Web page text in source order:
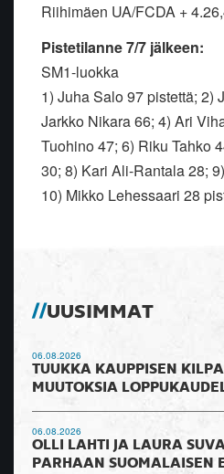
Riihimäen UA/FCDA +
Pistetilanne 7/7 jälkeen:
SM1-luokka
1) Juha Salo 97 pistettä; 2)
Jarkko Nikara 66; 4) Ari
Tuohino 47; 6) Riku Tahko
30; 8) Kari Ali-Rantala 28;
10) Mikko Lehessaari 28
UUSIMMAT
06.08.2026
TUUKKA KAUPPISEN
MUUTOKSIA
06.08.2026
OLLI LAHTI JA LAURA
PARHAAN SUOMALAISEN